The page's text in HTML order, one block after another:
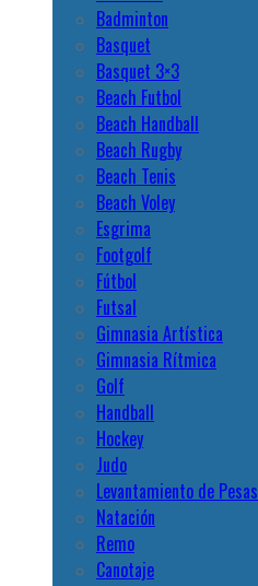
Badminton
Basquet
Basquet 3×3
Beach Futbol
Beach Handball
Beach Rugby
Beach Tenis
Beach Voley
Esgrima
Footgolf
Fútbol
Futsal
Gimnasia Artística
Gimnasia Rítmica
Golf
Handball
Hockey
Judo
Levantamiento de Pesas
Natación
Remo
Canotaje